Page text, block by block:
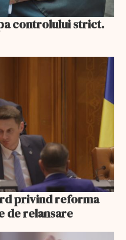
controlului strict.
privind reforma
de relansare